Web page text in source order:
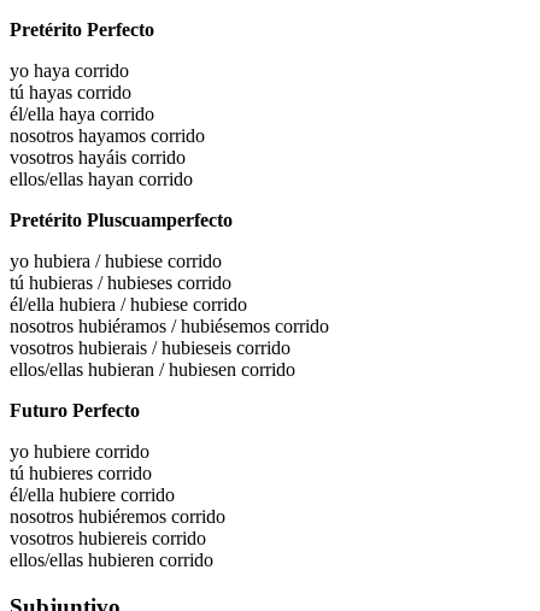
Pretérito Perfecto
yo haya corrido
tú hayas corrido
él/ella haya corrido
nosotros hayamos corrido
vosotros hayáis corrido
ellos/ellas hayan corrido
Pretérito Pluscuamperfecto
yo hubiera / hubiese corrido
tú hubieras / hubieses corrido
él/ella hubiera / hubiese corrido
nosotros hubiéramos / hubiésemos corrido
vosotros hubierais / hubieseis corrido
ellos/ellas hubieran / hubiesen corrido
Futuro Perfecto
yo hubiere corrido
tú hubieres corrido
él/ella hubiere corrido
nosotros hubiéremos corrido
vosotros hubiereis corrido
ellos/ellas hubieren corrido